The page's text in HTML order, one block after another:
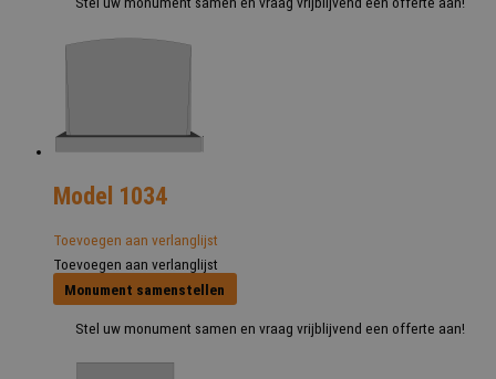
Model 1034
Toevoegen aan verlanglijst
Toevoegen aan verlanglijst
Monument samenstellen
Stel uw monument samen en vraag vrijblijvend een offerte aan!